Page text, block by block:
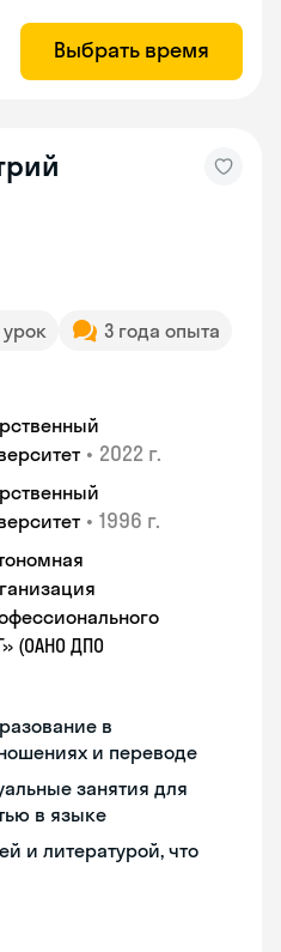
Выбрать время
урок
3 года опыта
• 2022 г.
• 1996 г.
(ОАНО ДПО
в
и переводе
занятия для
в языке
и литературой, что